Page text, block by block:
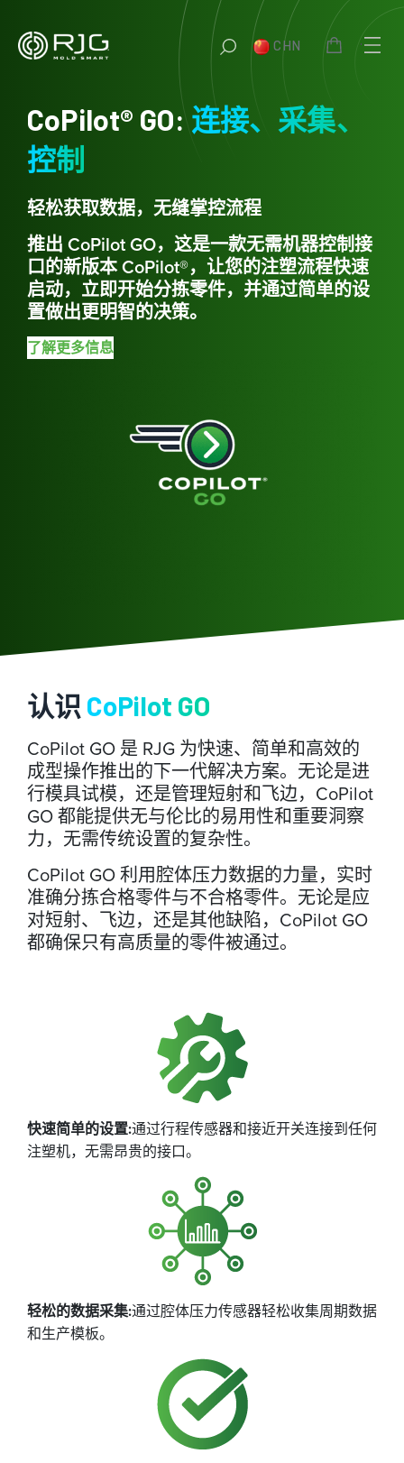
CHN
CoPilot® GO: 连接、采集、
控制
轻松获取数据，无缝掌控流程
推出 CoPilot GO，这是一款无需机器控制接
口的新版本 CoPilot®，让您的注塑流程快速
启动，立即开始分拣零件，并通过简单的设
置做出更明智的决策。
了解更多信息
认识 CoPilot GO
CoPilot GO 是 RJG 为快速、简单和高效的
成型操作推出的下一代解决方案。无论是进
行模具试模，还是管理短射和飞边，CoPilot
GO 都能提供无与伦比的易用性和重要洞察
力，无需传统设置的复杂性。
CoPilot GO 利用腔体压力数据的力量，实时
准确分拣合格零件与不合格零件。无论是应
对短射、飞边，还是其他缺陷，CoPilot GO
都确保只有高质量的零件被通过。
快速简单的设置:通过行程传感器和接近开关连接到任何
注塑机，无需昂贵的接口。
轻松的数据采集:通过腔体压力传感器轻松收集周期数据
和生产模板。